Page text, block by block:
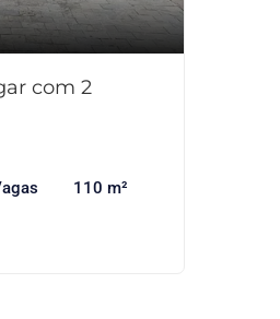
com 2
110 m²